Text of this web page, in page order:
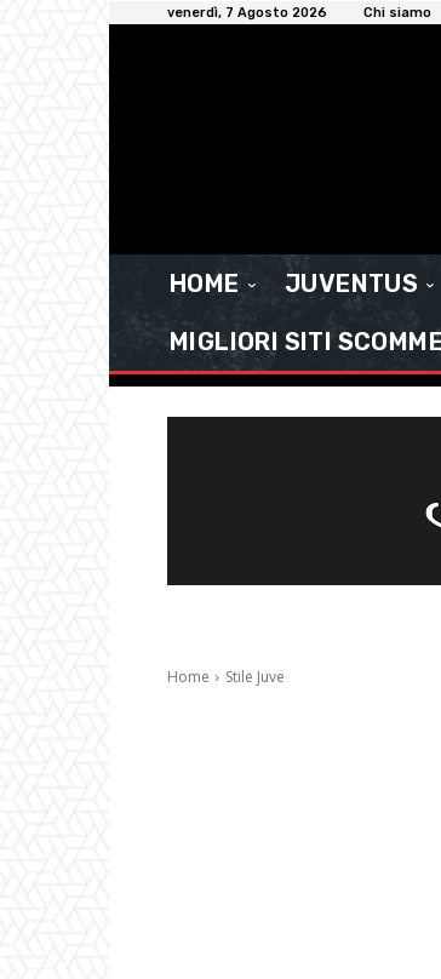
venerdì, 7 Agosto 2026 Chi siamo
HOME JUVENTUS
MIGLIORI SITI
Home Stile Juve